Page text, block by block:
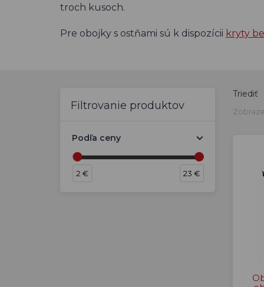
troch kusoch.
Pre obojky s ostňami sú k dispozícii kryty
Filtrovanie produktov
Podľa ceny
2 € 23 €
Triediť